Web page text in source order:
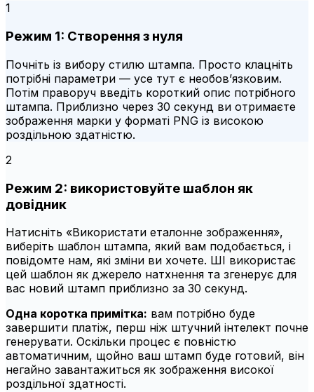
1
Режим 1: Створення з нуля
Почніть із вибору стилю штампа. Просто клацніть
потрібні параметри — усе тут є необов’язковим.
Потім праворуч введіть короткий опис потрібного
штампа. Приблизно через 30 секунд ви отримаєте
зображення марки у форматі PNG із високою
роздільною здатністю.
2
Режим 2: використовуйте шаблон як
довідник
Натисніть «Використати еталонне зображення»,
виберіть шаблон штампа, який вам подобається, і
повідомте нам, які зміни ви хочете. ШІ використає
цей шаблон як джерело натхнення та згенерує для
вас новий штамп приблизно за 30 секунд.
Одна коротка примітка: вам потрібно буде
завершити платіж, перш ніж штучний інтелект почне
генерувати. Оскільки процес є повністю
автоматичним, щойно ваш штамп буде готовий, він
негайно завантажиться як зображення високої
роздільної здатності.